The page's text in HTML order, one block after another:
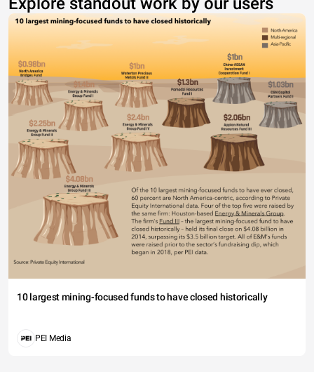
10 largest mining-focused funds to have closed historically
PEI Media